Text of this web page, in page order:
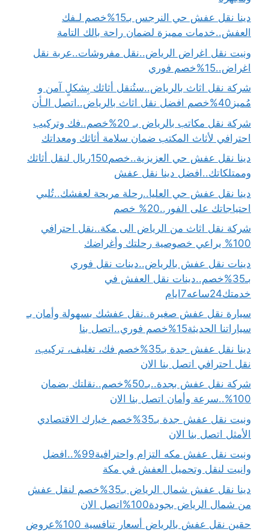
دينا نقل عفش حي النرجس بـ15%خصم لـفك
العفش..خدمات مميزة لضمان راحة بالك التامة
ونيت نقل اغراض الرياض..نقل مفروشات..عربة نقل
اغراض..15%خصم فوري
شركة نقل اثاث بالرياض..ستُنقل أثاثك بِشكلٍ آمن و
مُميز40%خصم افضل نقل اثاث بالرياض..اتصل الـأن
شركة نقل مكاتب بالرياض بـ 20%خصم..فك وتركيب
احترافي لأثاث المكتب ضمان سلامة أثاثك ومعداتك
دينا نقل عفش حي العزيزية..خصم150ريال لنقل أثاثك
وممتلكاتك..افضل دينا نقل عفش
دينا نقل عفش حي العليا..رحلة مريحة لعفشك..تُلبي
احتياجاتك على الفور..20% خصم
شركة نقل اثاث من الرياض الى مكة..نقل احترافي
100% يراعي خصوصية رحلتك وأغراضك
دينات نقل عفش بالرياض..دينات نقل فوري
بـ35%خصم..دينات نقل العفش في
خدمتك24ساعه7ايام
سيارة نقل عفش صغيرة..نقل عفشك بسهولة وأمان بـ
سياراتنا الحديثة15%خصم فوري..اتصل بنا
دينا نقل عفش جدة بـ35%خصم فك، تغليف، تركيب،
نقل احترافي اتصل بنا الان
شركة نقل عفش بجدة..بـ50%خصم..نقلتك بضمان
100%..سرعة وأمان اتصل بنا الان
ونيت نقل عفش جدة بـ35%خصم خيارك الاقتصادي
الأمثل اتصل بنا الان
ونيت نقل عفش مكه التزام واحترافية99%..افضل
وانيت لنقل وتحميل العفش في مكة
دينا نقل عفش شمال الرياض بـ35%خصم لنقل عفش
من شمال الرياض بجودة100%اتصل الان
حقين نقل عفش بالرياض أسعار تنافسية 100%عروض